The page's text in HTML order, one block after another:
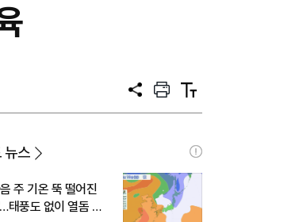
공
프
트
텍
트
뉴스
주 기온 뚝 떨어진
태풍도 없이 열돔 박